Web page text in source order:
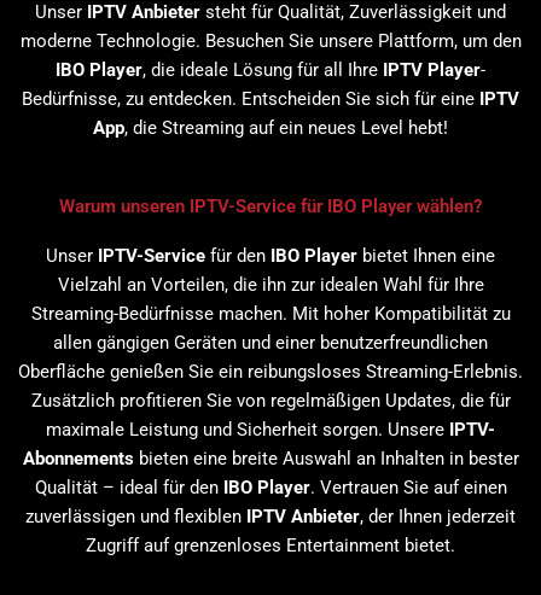
Unser IPTV Anbieter steht für Qualität, Zuverlässigkeit und
moderne Technologie. Besuchen Sie unsere Plattform, um den
IBO Player, die ideale Lösung für all Ihre IPTV Player-
Bedürfnisse, zu entdecken. Entscheiden Sie sich für eine IPTV
App, die Streaming auf ein neues Level hebt!
Warum unseren IPTV-Service für IBO Player wählen?
Unser IPTV-Service für den IBO Player bietet Ihnen eine
Vielzahl an Vorteilen, die ihn zur idealen Wahl für Ihre
Streaming-Bedürfnisse machen. Mit hoher Kompatibilität zu
allen gängigen Geräten und einer benutzerfreundlichen
Oberfläche genießen Sie ein reibungsloses Streaming-Erlebnis.
Zusätzlich profitieren Sie von regelmäßigen Updates, die für
maximale Leistung und Sicherheit sorgen. Unsere IPTV-
Abonnementsbieten eine breite Auswahl an Inhalten in bester
Qualität – ideal für den IBO Player. Vertrauen Sie auf einen
zuverlässigen und flexiblen IPTV Anbieter, der Ihnen jederzeit
Zugriff auf grenzenloses Entertainment bietet.